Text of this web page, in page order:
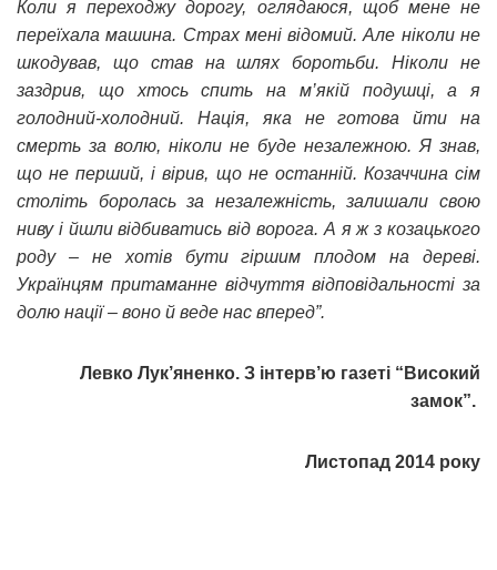
Коли я переходжу дорогу, оглядаюся, щоб мене не
переїхала машина. Страх мені відомий. Але ніколи не
шкодував, що став на шлях боротьби. Ніколи не
заздрив, що хтось спить на м’якій подушці, а я
голодний-холодний. Нація, яка не готова йти на
смерть за волю, ніколи не буде незалежною. Я знав,
що не перший, і вірив, що не останній. Козаччина сім
століть боролась за незалежність, залишали свою
ниву і йшли відбиватись від ворога. А я ж з козацького
роду – не хотів бути гіршим плодом на дереві.
Українцям притаманне відчуття відповідальності за
долю нації – воно й веде нас вперед”.
Левко Лук’яненко. З інтерв’ю газеті “Високий
замок”.
Листопад 2014 року